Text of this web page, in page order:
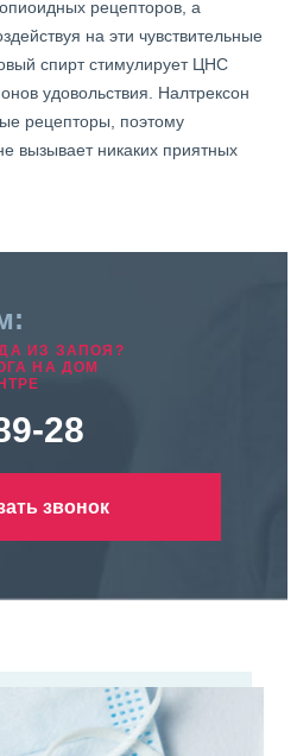
рецепторов, а
на эти чувствительные
спирт стимулирует ЦНС
удовольствия. Налтрексон
рецепторы, поэтому
вызывает никаких приятных
ИЗ ЗАПОЯ?
НА ДОМ
28
звонок